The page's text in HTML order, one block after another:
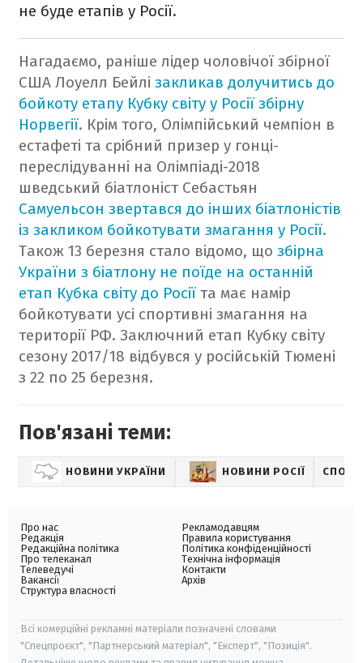
не буде етапів у Росії.
Нагадаємо, раніше лідер чоловічої збірної
США Лоуелл Бейлі закликав долучитись до
бойкоту етапу Кубку світу у Росії збірну
Норвегії. Крім того, Олімпійський чемпіон в
естафеті та срібний призер у гонці-
переслідуванні на Олімпіаді-2018
шведський біатлоніст Себастьян
Самуельсон звертався до інших біатлоністів
із закликом бойкотувати змагання у Росії.
Також 13 березня стало відомо, що збірна
України з біатлону не поїде на останній
етап Кубка світу до Росії та має намір
бойкотувати усі спортивні змагання на
території РФ. Заключний етап Кубку світу
сезону 2017/18 відбувся у російській Тюмені
з 22 по 25 березня.
Пов'язані теми:
НОВИНИ УКРАЇНИ НОВИНИ РОСІЇ СПОРТ
Про нас
Редакція
Редакційна політика
Про телеканал
Телеведучі
Вакансії
Структура власності
Рекламодавцям
Правила користування
Політика конфіденційності
Технічна інформація
Контакти
Архів
Всі комерційні рекламні матеріали позначені словами
"Спецпроєкт", "Партнерський матеріал", "Експерт", "Позиція".